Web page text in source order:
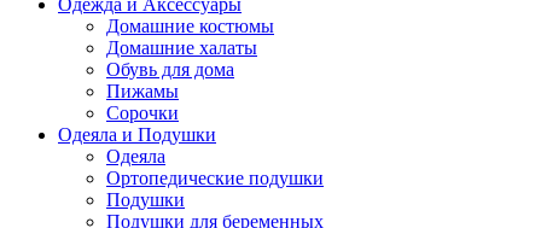
Одежда и Аксессуары
Домашние костюмы
Домашние халаты
Обувь для дома
Пижамы
Сорочки
Одеяла и Подушки
Одеяла
Ортопедические подушки
Подушки
Подушки для беременных